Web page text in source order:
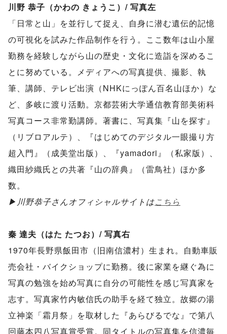
川野 恭子（かわの きょうこ）/ 写真左
「日常と山」を並行して捉え、自身に潜む遺伝的記憶
の可視化を試みた作品制作を行う。ここ数年は山小屋
勤務を経験しながら山の歴史・文化に造詣を深めるこ
とに努めている。 メディアへの写真提供、撮影、執
筆、講師、テレビ出演（NHKにっぽん百名山ほか）な
ど、多岐に渡り活動。京都芸術大学通信教育部美術科
写真コース非常勤講師。著書に、写真集『山を探す』
（リブロアルテ）、『はじめてのデジタル一眼撮り方
超 入門』（成美堂出版）、『yamadori』（私家版）、
織田紗織氏との共著『山の辞典』（雷鳥社）ほか多
数。
▶︎川野恭子さんオフィシャルサイトはこちら
秦 達夫（はた たつお）/ 写真右
1970年長野県飯田市（旧南信濃村）生まれ。自動車販
売会社・バイクショップに勤務。後に家業を継ぐ為に
写真の勉強を始め写真に自分の可能性を感じ写真家を
志す。写真家竹内敏信氏の助手を経て独立。故郷の湯
立神楽「霜月祭」を取材した『あらびるでな』で第八
回藤本四八写真賞受賞。同タイトルの写真集を信濃毎